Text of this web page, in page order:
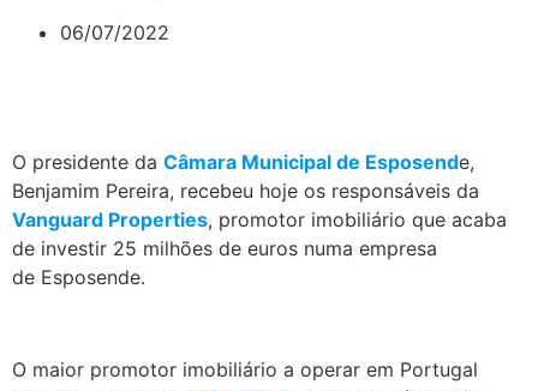
06/07/2022
O presidente da Câmara Municipal de Esposende,
Benjamim Pereira, recebeu hoje os responsáveis da
Vanguard Properties, promotor imobiliário que acaba
de investir 25 milhões de euros numa empresa
de Esposende.
O maior promotor imobiliário a operar em Portugal